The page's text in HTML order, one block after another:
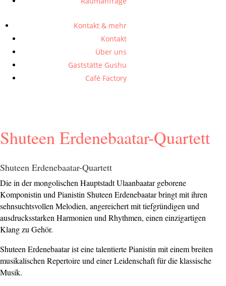
Kontakt & mehr
Kontakt
Über uns
Gaststätte Gushu
Café Factory
Shuteen Erdenebaatar-Quartett
Shuteen Erdenebaatar-Quartett
Die in der mongolischen Hauptstadt Ulaanbaatar geborene
Komponistin und Pianistin Shuteen Erdenebaatar bringt mit ihren
sehnsuchtsvollen Melodien, angereichert mit tiefgründigen und
ausdrucksstarken Harmonien und Rhythmen, einen einzigartigen
Klang zu Gehör.
Shuteen Erdenebaatar ist eine talentierte Pianistin mit einem breiten
musikalischen Repertoire und einer Leidenschaft für die klassische
Musik.